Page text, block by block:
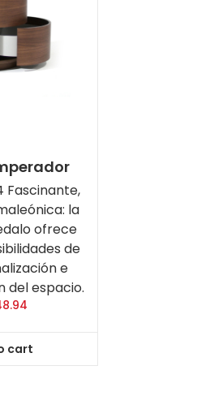
Fascinante,
la
ofrece
de
e
del espacio.
cart